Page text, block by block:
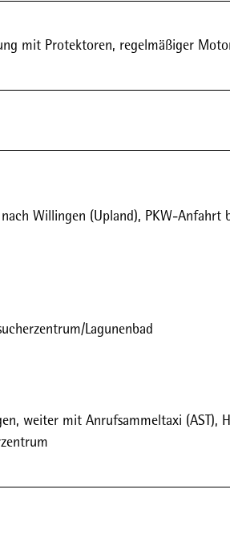
mit Protektoren, regelmäßiger
Willingen (Upland), PKW-Anfahrt
Lagunenbad
weiter mit Anrufsammeltaxi (AST),